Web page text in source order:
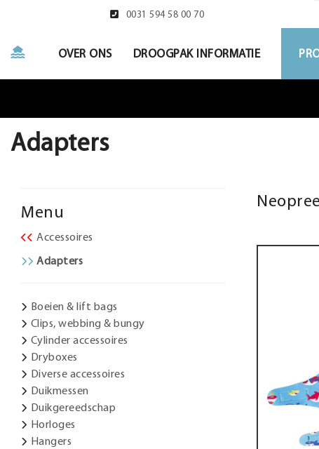
0031 594 58 00 70
OVER ONS DROOGPAK INFORMATIE
Adapters
Menu
Accessoires
Adapters
Boeien & lift bags
Clips, webbing & bungy
Cylinder accessoires
Dryboxes
Diverse accessoires
Duikmessen
Duikgereedschap
Horloges
Hangers